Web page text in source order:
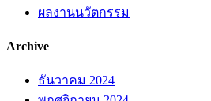
ผลงานนวัตกรรม
Archive
ธันวาคม 2024